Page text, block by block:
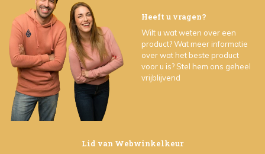
Heeft u vragen?
Wilt u wat weten over een
product? Wat meer informatie
over wat het beste product
voor u is? Stel hem ons geheel
vrijblijvend
Lid van Webwinkelkeur